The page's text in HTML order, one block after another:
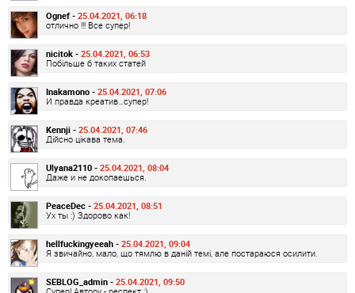
Ognef - 25.04.2021, 06:18
отлично !!! Все супер!
nicitok - 25.04.2021, 06:53
Побільше б таких статей
Inakamono - 25.04.2021, 07:06
И правда креатив…супер!
Kennji - 25.04.2021, 07:46
Дійсно цікава тема.
Ulyana2110 - 25.04.2021, 08:04
Даже и не докопаешься.
PeaceDec - 25.04.2021, 08:51
Ух ты :) Здорово как!
hellfuckingyeeah - 25.04.2021, 09:04
Я звичайно, мало, що тямлю в даній темі, але постараюся осилити.
SEBLOG_admin - 25.04.2021, 09:50